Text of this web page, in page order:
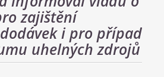
zajištění
i pro případ
uhelných zdrojů